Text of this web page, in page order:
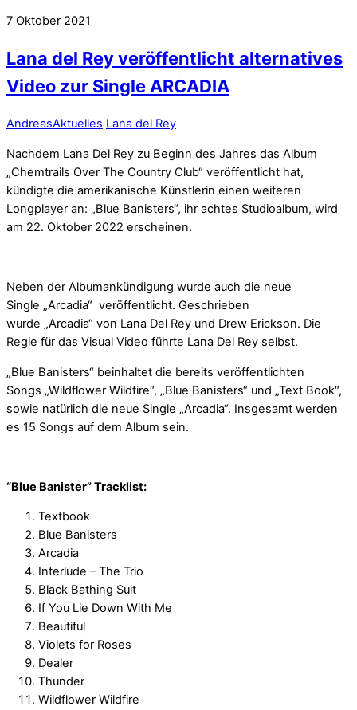
7 Oktober 2021
Lana del Rey veröffentlicht alternatives
Video zur Single ARCADIA
AndreasAktuelles Lana del Rey
Nachdem Lana Del Rey zu Beginn des Jahres das Album
„Chemtrails Over The Country Club“ veröffentlicht hat,
kündigte die amerikanische Künstlerin einen weiteren
Longplayer an: „Blue Banisters“, ihr achtes Studioalbum, wird
am 22. Oktober 2022 erscheinen.
Neben der Albumankündigung wurde auch die neue
Single „Arcadia“ veröffentlicht. Geschrieben
wurde „Arcadia“ von Lana Del Rey und Drew Erickson. Die
Regie für das Visual Video führte Lana Del Rey selbst.
„Blue Banisters“ beinhaltet die bereits veröffentlichten
Songs „Wildflower Wildfire“, „Blue Banisters“ und „Text Book“,
sowie natürlich die neue Single „Arcadia“. Insgesamt werden
es 15 Songs auf dem Album sein.
“Blue Banister” Tracklist:
Textbook
Blue Banisters
Arcadia
Interlude – The Trio
Black Bathing Suit
If You Lie Down With Me
Beautiful
Violets for Roses
Dealer
Thunder
Wildflower Wildfire